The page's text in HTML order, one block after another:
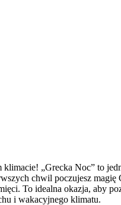
„Grecka Noc” to
chwil poczujesz
To idealna okazja, aby
i wakacyjnego klimatu.